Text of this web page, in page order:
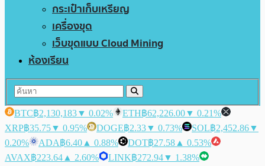
กระเป๋าเก็บเหรียญ
เครื่องขุด
เว็บขุดแบบ Cloud Mining
ห้องเรียน
BTC฿2,130,183▼ 0.02% ETH฿62,226.00▼ 0.21%
XRP฿35.75▼ 0.95% DOGE฿2.33▼ 0.73% SOL฿2,452.86▼
0.20%
ADA฿6.40 ▲ 0.88% DOT฿27.58 ▲ 0.53%
AVAX฿223.64 ▲ 2.60% LINK฿272.94▼ 1.38%